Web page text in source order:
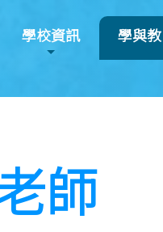
學校資訊 學與教
師